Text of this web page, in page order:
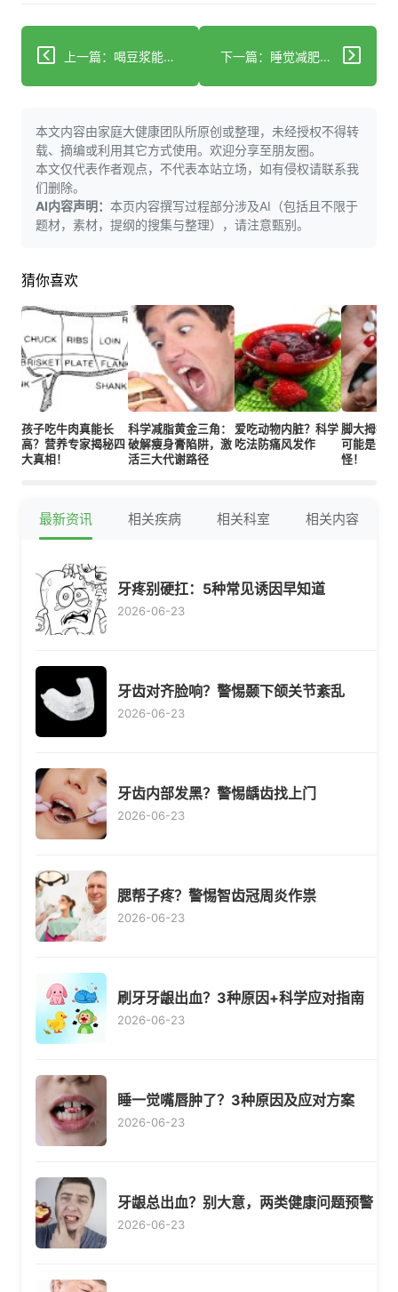
上一篇：喝豆浆能瘦身？关键看这2点，很多人都错了 下一篇：睡觉减肥真的靠谱吗？避开误区健康减重
本文内容由家庭大健康团队所原创或整理，未经授权不得转
载、摘编或利用其它方式使用。欢迎分享至朋友圈。
本文仅代表作者观点，不代表本站立场，如有侵权请联系我
们删除。
AI内容声明： 本页内容撰写过程部分涉及AI（包括且不限于
题材，素材，提纲的搜集与整理），请注意甄别。
猜你喜欢
孩子吃牛肉真能长
高？营养专家揭秘四
大真相！
科学减脂黄金三角：
破解瘦身膏陷阱，激
活三大代谢路径
爱吃动物内脏？科学
吃法防痛风发作
脚大拇指
可能是营
怪！
最新资讯 相关疾病 相关科室 相关内容
牙疼别硬扛：5种常见诱因早知道
2026-06-23
牙齿对齐脸响？警惕颞下颌关节紊乱
2026-06-23
牙齿内部发黑？警惕龋齿找上门
2026-06-23
腮帮子疼？警惕智齿冠周炎作祟
2026-06-23
刷牙牙龈出血？3种原因+科学应对指南
2026-06-23
睡一觉嘴唇肿了？3种原因及应对方案
2026-06-23
牙龈总出血？别大意，两类健康问题预警
2026-06-23